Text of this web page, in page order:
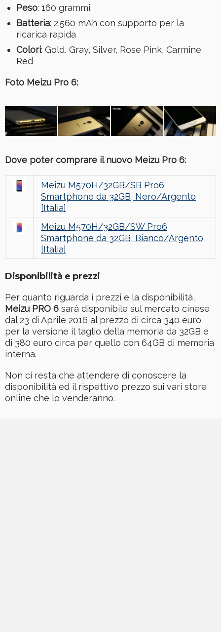
Peso: 160 grammi
Batteria: 2.560 mAh con supporto per la
ricarica rapida
Colori: Gold, Gray, Silver, Rose Pink, Carmine
Red
Foto Meizu Pro 6:
Dove poter comprare il nuovo Meizu Pro 6:
Meizu M570H/32GB/SB Pro6
Smartphone da 32GB, Nero/Argento
[Italia]
Meizu M570H/32GB/SW Pro6
Smartphone da 32GB, Bianco/Argento
[Italia]
Disponibilità e prezzi
Per quanto riguarda i prezzi e la disponibilità,
Meizu PRO 6 sarà disponibile sul mercato cinese
dal 23 di Aprile 2016 al prezzo di circa 340 euro
per la versione il taglio della memoria da 32GB e
di 380 euro circa per quello con 64GB di memoria
interna.
Non ci resta che attendere di conoscere la
disponibilità ed il rispettivo prezzo sui vari store
online che lo venderanno.